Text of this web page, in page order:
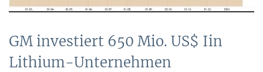
GM investiert 650 Mio. US$ Iin
Lithium-Unternehmen